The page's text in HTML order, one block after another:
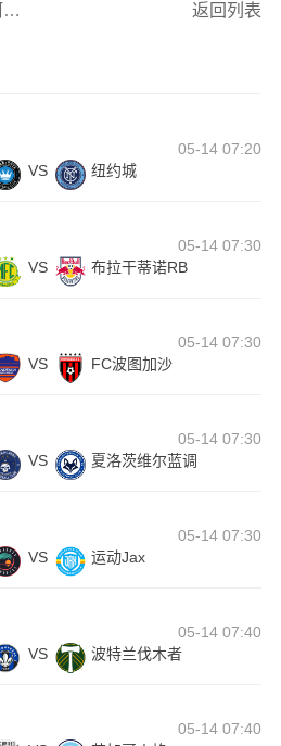
返回列表
05-14 07:20
VS 纽约城
05-14 07:30
VS 布拉干蒂诺RB
05-14 07:30
VS FC波图加沙
05-14 07:30
VS 夏洛茨维尔蓝调
05-14 07:30
VS 运动Jax
05-14 07:40
VS 波特兰伐木者
05-14 07:40